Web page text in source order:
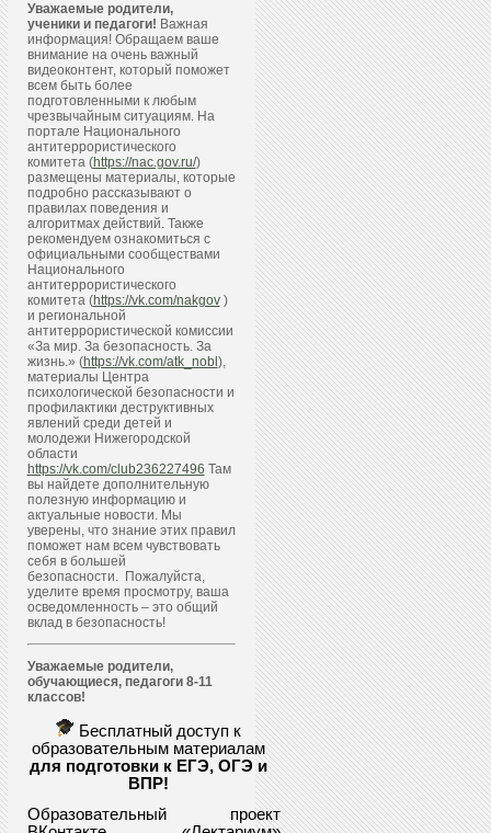
Уважаемые родители,
ученики и педагоги! Важная
информация! Обращаем ваше
внимание на очень важный
видеоконтент, который поможет
всем быть более
подготовленными к любым
чрезвычайным ситуациям. На
портале Национального
антитеррористического
комитета (https://nac.gov.ru/)
размещены материалы, которые
подробно рассказывают о
правилах поведения и
алгоритмах действий. Также
рекомендуем ознакомиться с
официальными сообществами
Национального
антитеррористического
комитета (https://vk.com/nakgov)
и региональной
антитеррористической комиссии
«За мир. За безопасность. За
жизнь.» (https://vk.com/atk_nobl ),
материалы Центра
психологической безопасности и
профилактики деструктивных
явлений среди детей и
молодежи Нижегородской
области
https://vk.com/club236227496 Там
вы найдете дополнительную
полезную информацию и
актуальные новости. Мы
уверены, что знание этих правил
поможет нам всем чувствовать
себя в большей
безопасности. Пожалуйста,
уделите время просмотру, ваша
осведомленность – это общий
вклад в безопасность!
Уважаемые родители,
обучающиеся, педагоги 8-11
классов!
Бесплатный доступ к
образовательным материалам
для подготовки к ЕГЭ, ОГЭ и
ВПР!
Образовательный проект